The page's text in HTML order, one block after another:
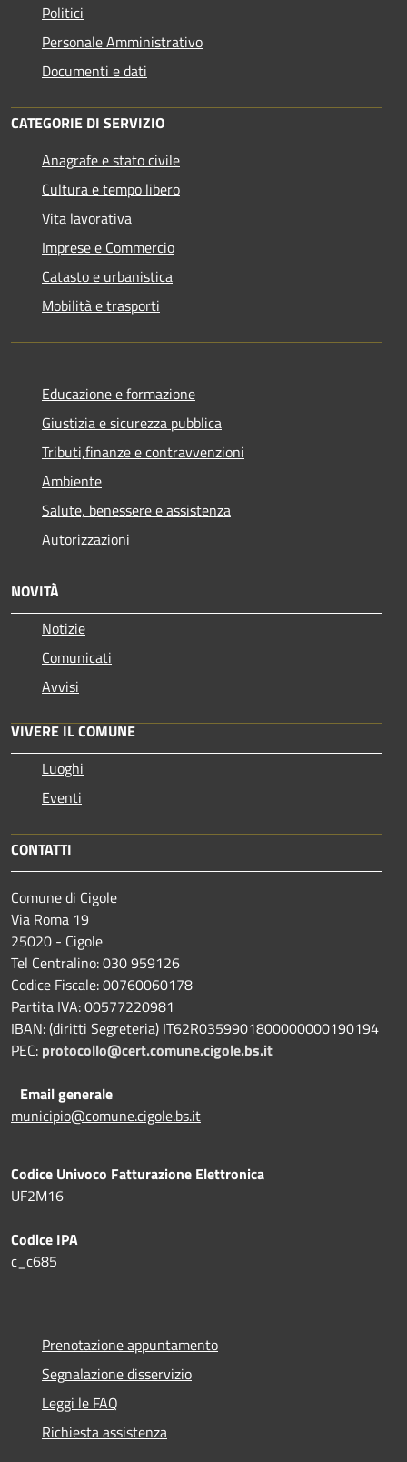
Politici
Personale Amministrativo
Documenti e dati
CATEGORIE DI SERVIZIO
Anagrafe e stato civile
Cultura e tempo libero
Vita lavorativa
Imprese e Commercio
Catasto e urbanistica
Mobilità e trasporti
Educazione e formazione
Giustizia e sicurezza pubblica
Tributi,finanze e contravvenzioni
Ambiente
Salute, benessere e assistenza
Autorizzazioni
NOVITÀ
Notizie
Comunicati
Avvisi
VIVERE IL COMUNE
Luoghi
Eventi
CONTATTI
Comune di Cigole
Via Roma 19
25020 - Cigole
Tel Centralino: 030 959126
Codice Fiscale: 00760060178
Partita IVA: 00577220981
IBAN: (diritti Segreteria) IT62R0359901800000000190194
PEC: protocollo@cert.comune.cigole.bs.it
Email generale
municipio@comune.cigole.bs.it
Codice Univoco Fatturazione Elettronica
UF2M16
Codice IPA
c_c685
Prenotazione appuntamento
Segnalazione disservizio
Leggi le FAQ
Richiesta assistenza